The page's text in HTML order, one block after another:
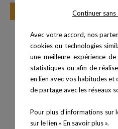
Continuer
Avec votre accord, nos
cookies ou technologies
une meilleure expérience
statistiques ou afin de
en lien avec vos habitudes et
de partage avec les réseaux
Pour plus d'informations sur
sur le lien « En savoir plus ».
Ajouter au panier